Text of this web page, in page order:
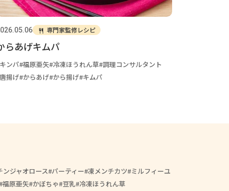
専門家監修レシピ
らあげキムパ
キンパ 福原亜矢 冷凍ほうれん草 調理コンサルタント
唐揚げ からあげ から揚げ キムパ
ンジャオロース パーティー 凍メンチカツ ミルフィーユ
福原亜矢 かぼちゃ 豆乳 冷凍ほうれん草